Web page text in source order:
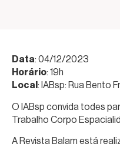
Data: 04/12/2023
Horário: 19h
Local: IABsp: Rua Bento
O IABsp convida todes
Trabalho Corpo
A Revista Balam está